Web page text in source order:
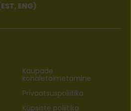
ENG)
Kaupade
kohaletoimetamine
Privaatsuspoliitika
Küpsiste poliitika